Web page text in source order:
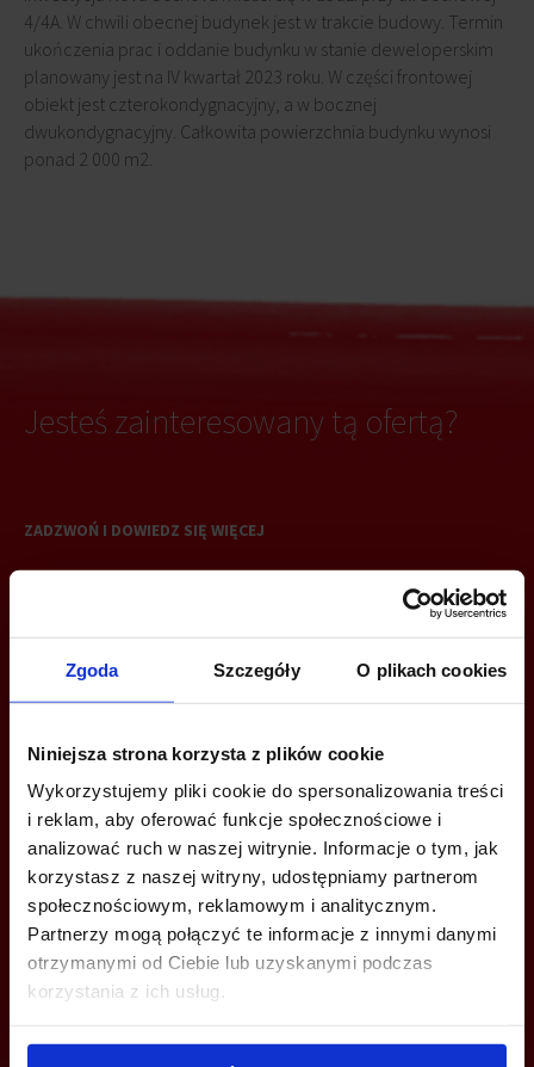
Zgoda Szczegóły O plikach cookies
Niniejsza strona korzysta z plików cookie
Wykorzystujemy pliki cookie do spersonalizowania treści
i reklam, aby oferować funkcje społecznościowe i
analizować ruch w naszej witrynie. Informacje o tym, jak
korzystasz z naszej witryny, udostępniamy partnerom
społecznościowym, reklamowym i analitycznym.
Partnerzy mogą połączyć te informacje z innymi danymi
otrzymanymi od Ciebie lub uzyskanymi podczas
korzystania z ich usług.
4/4A. W chwili obecnej budynek jest w trakcie budowy. Termin
ukończenia prac i oddanie budynku w stanie deweloperskim
planowany jest na IV kwartał 2023 roku. W części frontowej
obiekt jest czterokondygnacyjny, a w bocznej
dwukondygnacyjny. Całkowita powierzchnia budynku wynosi
ponad 2 000 m2.
Jesteś zainteresowany tą ofertą?
ZADZWOŃ I DOWIEDZ SIĘ WIĘCEJ
info@bazabiur.pl
MOŻESZ TEŻ ZOSTAWIĆ SWÓJ NUMER, A MY SKONTAKTUJEMY SIĘ
Z TOBĄ